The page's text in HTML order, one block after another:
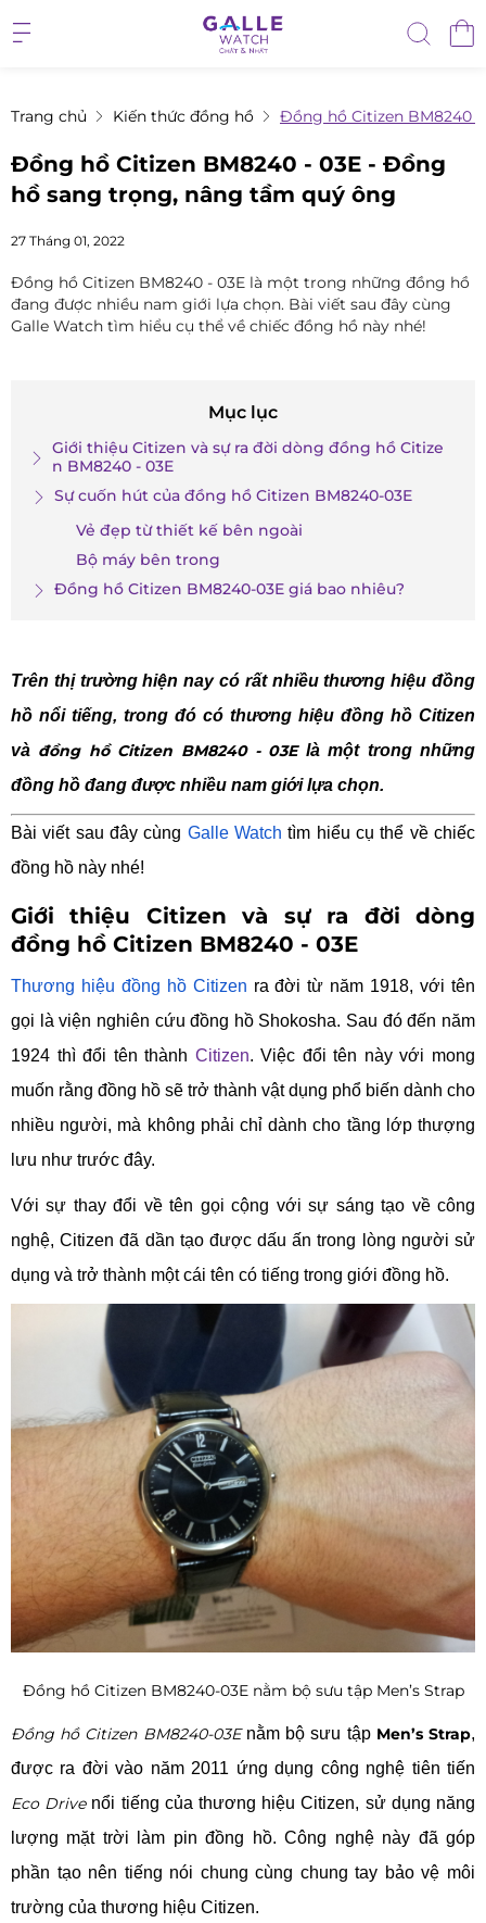
Trang chủ Kiến thức đồng hồ Đồng hồ Citizen BM8240
Đồng hồ Citizen BM8240 - 03E - Đồng
hồ sang trọng, nâng tầm quý ông
27 Tháng 01, 2022
Đồng hồ Citizen BM8240 - 03E là một trong những đồng hồ
đang được nhiều nam giới lựa chọn. Bài viết sau đây cùng
Galle Watch tìm hiểu cụ thể về chiếc đồng hồ này nhé!
Mục lục
Giới thiệu Citizen và sự ra đời dòng đồng hồ Citize
n BM8240 - 03E
Sự cuốn hút của đồng hồ Citizen BM8240-03E
Vẻ đẹp từ thiết kế bên ngoài
Bộ máy bên trong
Đồng hồ Citizen BM8240-03E giá bao nhiêu?
Trên thị trường hiện nay có rất nhiều thương hiệu đồng
hồ nổi tiếng, trong đó có thương hiệu đồng hồ Citizen
và đồng hồ Citizen BM8240 - 03E là một trong những
đồng hồ đang được nhiều nam giới lựa chọn.
Bài viết sau đây cùng Galle Watch tìm hiểu cụ thể về chiếc
đồng hồ này nhé!
Giới thiệu Citizen và sự ra đời dòng
đồng hồ Citizen BM8240 - 03E
Thương hiệu đồng hồ Citizen ra đời từ năm 1918, với tên
gọi là viện nghiên cứu đồng hồ Shokosha. Sau đó đến năm
1924 thì đổi tên thành Citizen. Việc đổi tên này với mong
muốn rằng đồng hồ sẽ trở thành vật dụng phổ biến dành cho
nhiều người, mà không phải chỉ dành cho tầng lớp thượng
lưu như trước đây.
Với sự thay đổi về tên gọi cộng với sự sáng tạo về công
nghệ, Citizen đã dần tạo được dấu ấn trong lòng người sử
dụng và trở thành một cái tên có tiếng trong giới đồng hồ.
Đồng hồ Citizen BM8240-03E nằm bộ sưu tập Men’s Strap
Đồng hồ Citizen BM8240-03Enằm bộ sưu tập Men’s Strap,
được ra đời vào năm 2011 ứng dụng công nghệ tiên tiến
Eco Drivenổi tiếng của thương hiệu Citizen, sử dụng năng
lượng mặt trời làm pin đồng hồ. Công nghệ này đã góp
phần tạo nên tiếng nói chung cùng chung tay bảo vệ môi
trường của thương hiệu Citizen.